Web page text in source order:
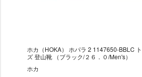
ホカ（HOKA） ホパラ 2 1147650-BBLC
ズ 登山靴 （ブラック/２６．０/Men's）
ホカ